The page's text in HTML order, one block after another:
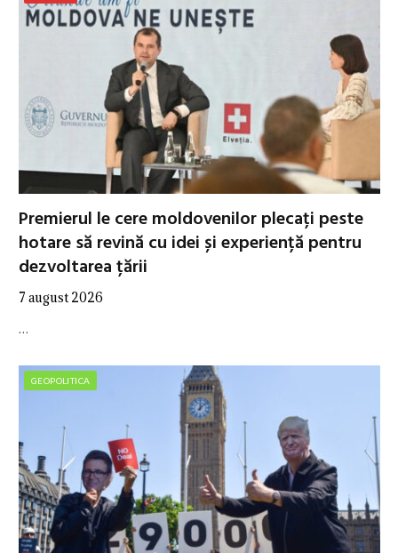
Premierul le cere moldovenilor plecați peste
hotare să revină cu idei și experiență pentru
dezvoltarea țării
7 august 2026
…
GEOPOLITICA